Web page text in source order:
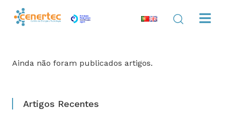
Ainda não foram publicados artigos.
Artigos Recentes